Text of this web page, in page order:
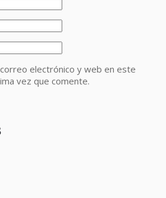
electrónico y web en este
vez que comente.